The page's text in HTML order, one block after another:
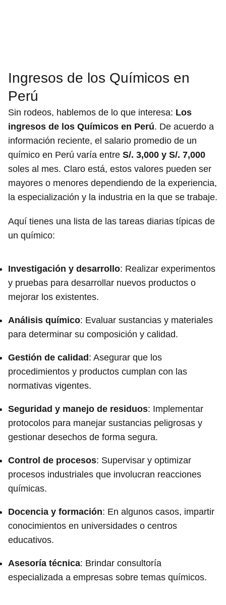
Ingresos de los Químicos en
Perú
Sin rodeos, hablemos de lo que interesa: Los
ingresos de los Químicos en Perú. De acuerdo a
información reciente, el salario promedio de un
químico en Perú varía entre S/. 3,000 y S/. 7,000
soles al mes. Claro está, estos valores pueden ser
mayores o menores dependiendo de la experiencia,
la especialización y la industria en la que se trabaje.
Aquí tienes una lista de las tareas diarias típicas de
un químico:
Investigación y desarrollo: Realizar experimentos
y pruebas para desarrollar nuevos productos o
mejorar los existentes.
Análisis químico: Evaluar sustancias y materiales
para determinar su composición y calidad.
Gestión de calidad: Asegurar que los
procedimientos y productos cumplan con las
normativas vigentes.
Seguridad y manejo de residuos: Implementar
protocolos para manejar sustancias peligrosas y
gestionar desechos de forma segura.
Control de procesos: Supervisar y optimizar
procesos industriales que involucran reacciones
químicas.
Docencia y formación: En algunos casos, impartir
conocimientos en universidades o centros
educativos.
Asesoría técnica: Brindar consultoría
especializada a empresas sobre temas químicos.